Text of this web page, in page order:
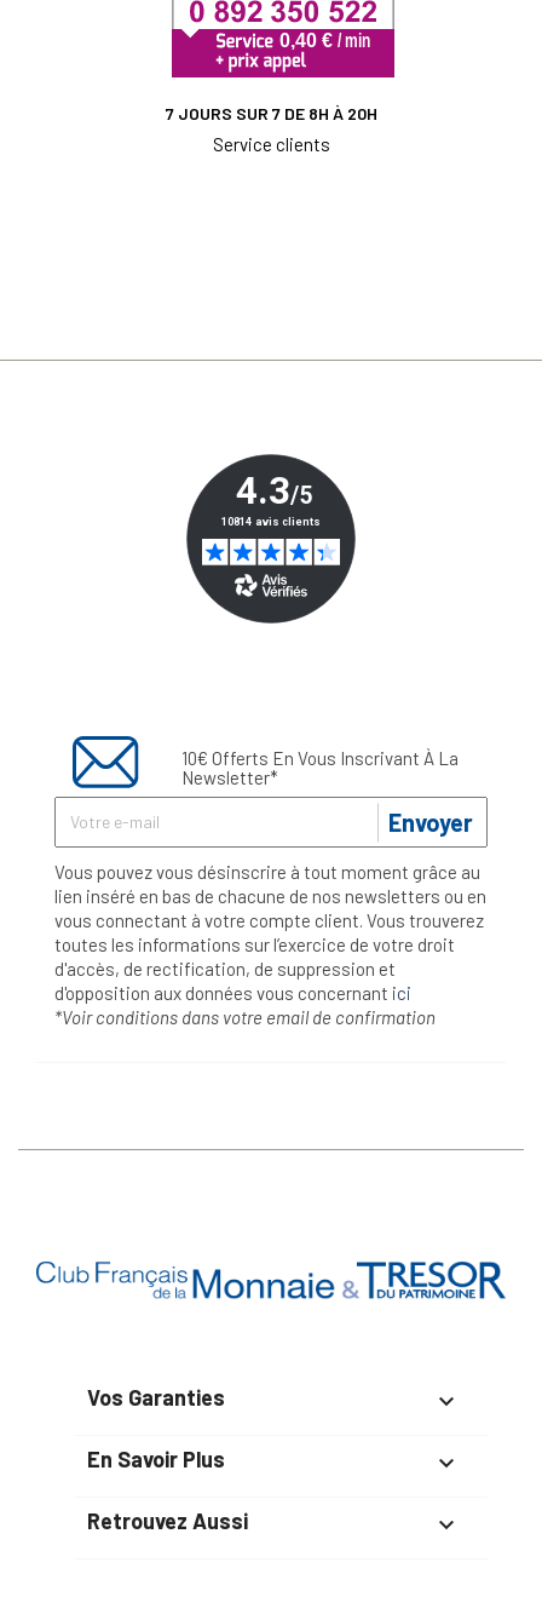
7 JOURS SUR 7 DE 8H À 20H
Service clients
10€ Offerts En Vous Inscrivant À La
Newsletter*
Envoyer
Vous pouvez vous désinscrire à tout moment grâce au
lien inséré en bas de chacune de nos newsletters ou en
vous connectant à votre compte client. Vous trouverez
toutes les informations sur l’exercice de votre droit
d'accès, de rectification, de suppression et
d'opposition aux données vous concernant ici
*Voir conditions dans votre email de confirmation
Vos Garanties 
En Savoir Plus 
Retrouvez Aussi 